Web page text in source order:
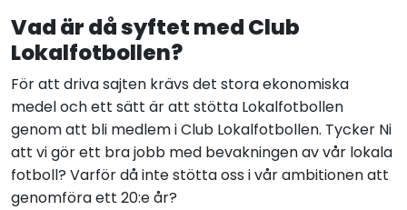
Vad är då syftet med Club
Lokalfotbollen?
För att driva sajten krävs det stora ekonomiska
medel och ett sätt är att stötta Lokalfotbollen
genom att bli medlem i Club Lokalfotbollen. Tycker Ni
att vi gör ett bra jobb med bevakningen av vår lokala
fotboll? Varför då inte stötta oss i vår ambitionen att
genomföra ett 20:e år?